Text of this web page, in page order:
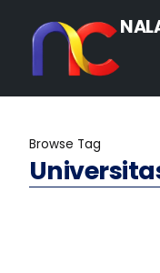
Browse Tag